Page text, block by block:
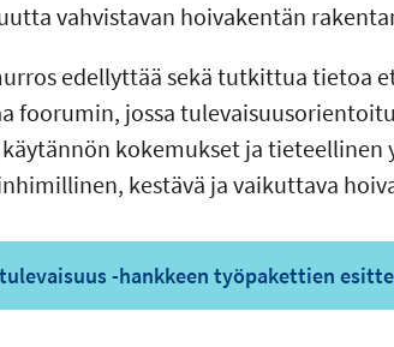
vahvistavan hoivakentän
edellyttää sekä tutkittua tietoa
foorumin, jossa
kokemukset ja
kestävä ja vaikuttava
-hankkeen työpakettien